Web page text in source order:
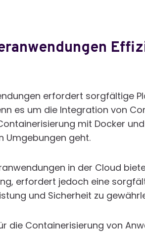
erfordert sorgfältige
es um die Integration von
mit Docker
Umgebungen geht.
in der Cloud
erfordert jedoch eine
und Sicherheit zu
die Containerisierung von